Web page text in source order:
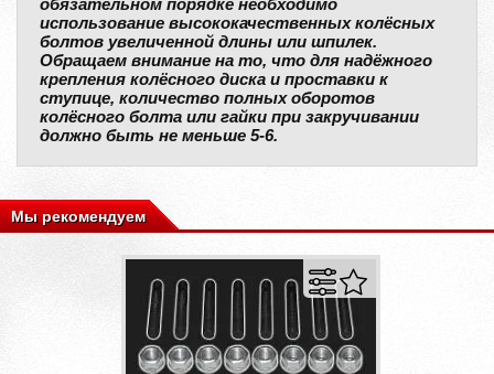
обязательном порядке необходимо
использование высококачественных колёсных
болтов увеличенной длины или шпилек.
Обращаем внимание на то, что для надёжного
крепления колёсного диска и проставки к
ступице, количество полных оборотов
колёсного болта или гайки при закручивании
должно быть не меньше 5-6.
Мы рекомендуем